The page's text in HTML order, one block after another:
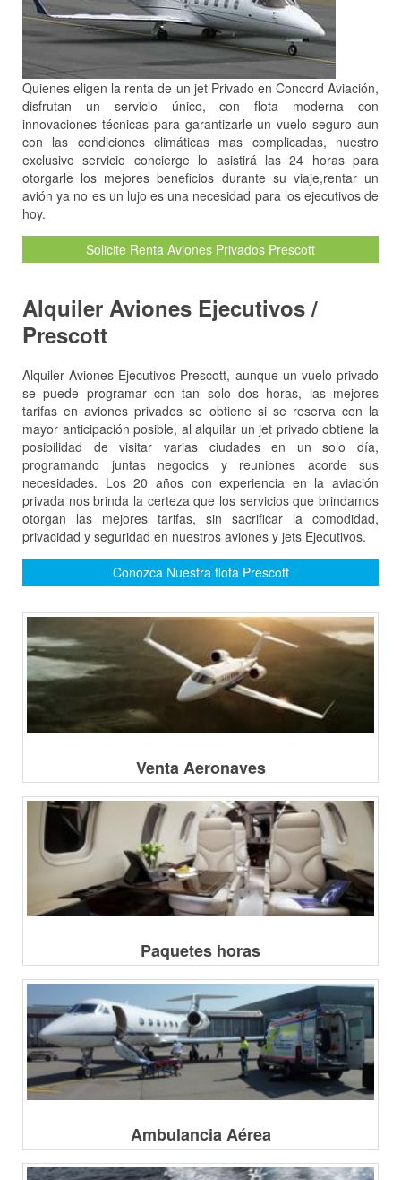
Quienes eligen la renta de un jet Privado en Concord Aviación,
disfrutan un servicio único, con flota moderna con
innovaciones técnicas para garantizarle un vuelo seguro aun
con las condiciones climáticas mas complicadas, nuestro
exclusivo servicio concierge lo asistirá las 24 horas para
otorgarle los mejores beneficios durante su viaje,rentar un
avión ya no es un lujo es una necesidad para los ejecutivos de
hoy.
Solicite Renta Aviones Privados Prescott
Alquiler Aviones Ejecutivos /
Prescott
Alquiler Aviones Ejecutivos Prescott, aunque un vuelo privado
se puede programar con tan solo dos horas, las mejores
tarifas en aviones privados se obtiene si se reserva con la
mayor anticipación posible, al alquilar un jet privado obtiene la
posibilidad de visitar varias ciudades en un solo día,
programando juntas negocios y reuniones acorde sus
necesidades. Los 20 años con experiencia en la aviación
privada nos brinda la certeza que los servicios que brindamos
otorgan las mejores tarifas, sin sacrificar la comodidad,
privacidad y seguridad en nuestros aviones y jets Ejecutivos.
Conozca Nuestra flota Prescott
Venta Aeronaves
Paquetes horas
Ambulancia Aérea